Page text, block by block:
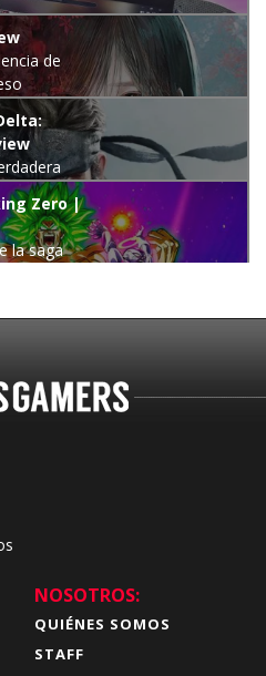
de
Zero |
la saga
NOSOTROS:
QUIÉNES SOMOS
STAFF